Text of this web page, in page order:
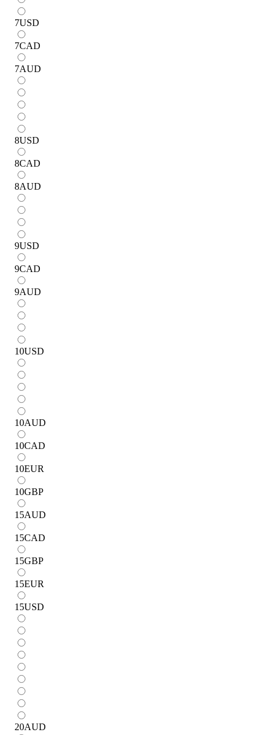
7USD
7CAD
7AUD
8USD
8CAD
8AUD
9USD
9CAD
9AUD
10USD
10AUD
10CAD
10EUR
10GBP
15AUD
15CAD
15GBP
15EUR
15USD
20AUD